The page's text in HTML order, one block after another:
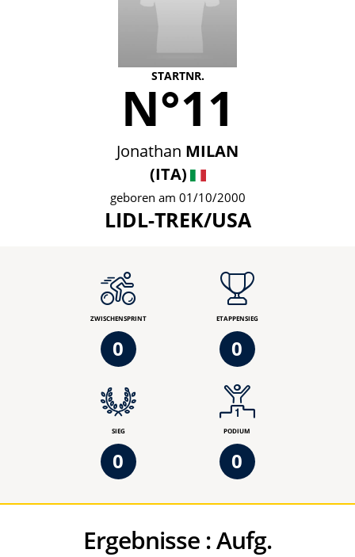
STARTNR.
N°11
Jonathan MILAN
(ITA)
geboren am 01/10/2000
LIDL-TREK/USA
ZWISCHENSPRINT
0
ETAPPENSIEG
0
SIEG
0
PODIUM
0
Ergebnisse :Aufg.